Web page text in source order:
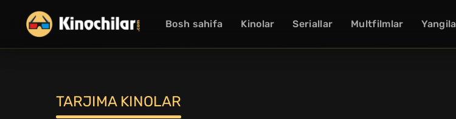
Bosh sahifa Kinolar Seriallar Multfilmlar
TARJIMA KINOLAR